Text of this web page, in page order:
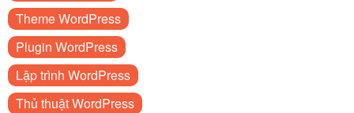
Theme WordPress
Plugin WordPress
Lập trình WordPress
Thủ thuật WordPress